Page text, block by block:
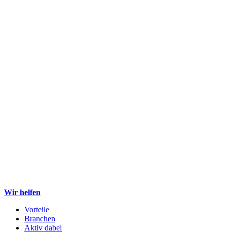
Wir helfen
Vorteile
Branchen
Aktiv dabei